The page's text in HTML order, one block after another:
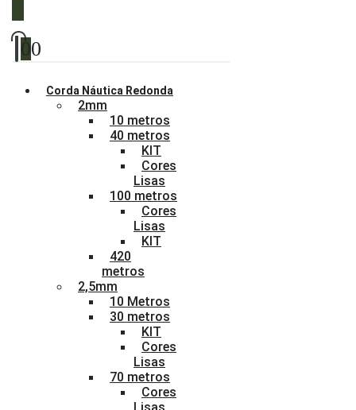
00
Corda Náutica Redonda
2mm
10 metros
40 metros
KIT
Cores
Lisas
100 metros
Cores
Lisas
KIT
420
metros
2,5mm
10 Metros
30 metros
KIT
Cores
Lisas
70 metros
Cores